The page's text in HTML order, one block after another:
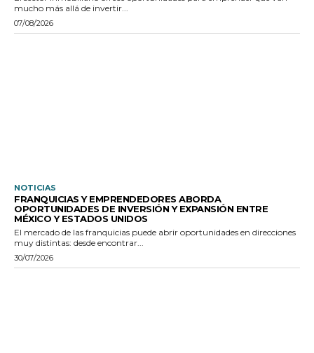
mucho más allá de invertir...
07/08/2026
NOTICIAS
FRANQUICIAS Y EMPRENDEDORES ABORDA
OPORTUNIDADES DE INVERSIÓN Y EXPANSIÓN ENTRE
MÉXICO Y ESTADOS UNIDOS
El mercado de las franquicias puede abrir oportunidades en direcciones
muy distintas: desde encontrar...
30/07/2026